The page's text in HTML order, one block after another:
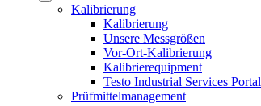
Kalibrierung
Kalibrierung
Unsere Messgrößen
Vor-Ort-Kalibrierung
Kalibrierequipment
Testo Industrial Services Portal
Prüfmittelmanagement